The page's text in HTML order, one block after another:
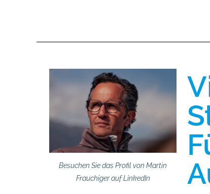
Besuchen Sie das Profil von Martin
Frauchiger auf LinkedIn